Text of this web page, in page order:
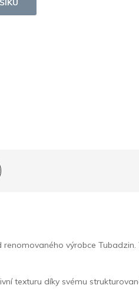
výrobce
texturu díky svému